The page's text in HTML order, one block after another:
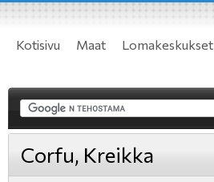
Kotisivu Maat Lomakeskukset
Corfu, Kreikka